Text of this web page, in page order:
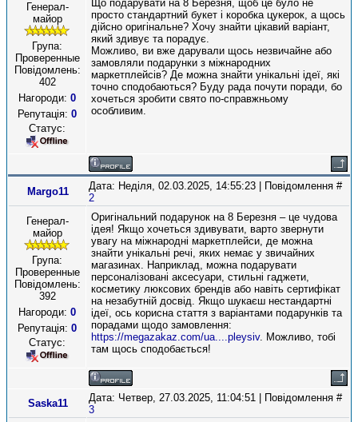
Генерал-
майор
Група:
Проверенные
Повідомлень:
402
Нагороди: 0
Репутація: 0
Статус:
Що подарувати на 8 Березня, щоб це було не
просто стандартний букет і коробка цукерок, а щось
дійсно оригінальне? Хочу знайти цікавий варіант,
який здивує та порадує.
Можливо, ви вже дарували щось незвичайне або
замовляли подарунки з міжнародних
маркетплейсів? Де можна знайти унікальні ідеї, які
точно сподобаються? Буду рада почути поради, бо
хочеться зробити свято по-справжньому
особливим.
Margo11
Дата: Неділя, 02.03.2025, 14:55:23 | Повідомлення #
2
Генерал-
майор
Група:
Проверенные
Повідомлень:
392
Нагороди: 0
Репутація: 0
Статус:
Оригінальний подарунок на 8 Березня – це чудова
ідея! Якщо хочеться здивувати, варто звернути
увагу на міжнародні маркетплейси, де можна
знайти унікальні речі, яких немає у звичайних
магазинах. Наприклад, можна подарувати
персоналізовані аксесуари, стильні гаджети,
косметику люксових брендів або навіть сертифікат
на незабутній досвід. Якщо шукаєш нестандартні
ідеї, ось корисна стаття з варіантами подарунків та
порадами щодо замовлення:
https://megazakaz.com/ua....pleysiv. Можливо, тобі
там щось сподобається!
Saska11
Дата: Четвер, 27.03.2025, 11:04:51 | Повідомлення #
3